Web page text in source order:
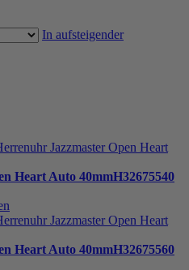
In aufsteigender
Heart Auto 40mmH32675540
Heart Auto 40mmH32675560